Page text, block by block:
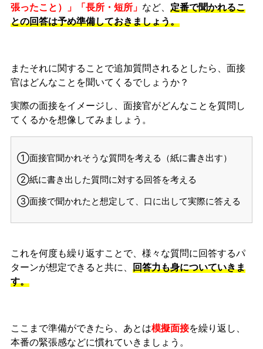
張ったこと）」「長所・短所」 など、 定番で聞かれるこ
との回答は予め準備しておきましょう。
またそれに関することで追加質問されるとしたら、面接
官はどんなことを聞いてくるでしょうか？
実際の面接をイメージし、面接官がどんなことを質問し
てくるかを想像してみましょう。
①面接官聞かれそうな質問を考える（紙に書き出す）
②紙に書き出した質問に対する回答を考える
③面接で聞かれたと想定して、口に出して実際に答える
これを何度も繰り返すことで、様々な質問に回答するパ
ターンが想定できると共に、 回答力も身についていきま
す。
ここまで準備ができたら、あとは模擬面接を繰り返し、
本番の緊張感などに慣れていきましょう。